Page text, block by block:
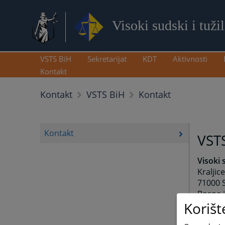
Visoki sudski i
VSTS BiH Sekretarijat KDT Aktivnosti
Kontakt
Kontakt VSTS BiH Kontakt
Kontakt
Visoki
71000
Bosna